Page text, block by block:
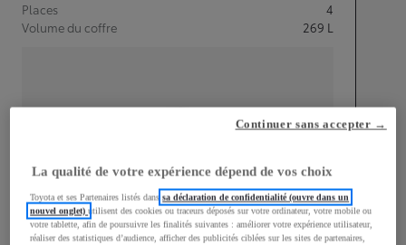
Places
4
Volume du coffre
269 L
Longueur
3 700mm
Hauteur
1 510
La qualité de votre expérience dépend de vos choix
Toyota et ses Partenaires listés danssa déclaration de confidentialité (ouvre dans un
nouvel onglet)utilisent des cookies ou traceurs déposés sur votre ordinateur, votre mobile ou
votre tablette, afin de poursuivre les finalités suivantes : améliorer votre expérience utilisateur,
réaliser des statistiques d’audience, afficher des publicités ciblées sur les sites de partenaires,
Continuer sans accepter →